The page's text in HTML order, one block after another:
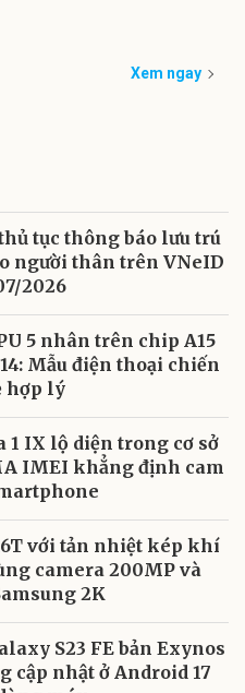
Xem ngay
tục thông báo lưu trú
người thân trên VNeID
2026
5 nhân trên chip A15
Mẫu điện thoại chiến
hợp lý
1 IX lộ diện trong cơ sở
IMEI khẳng định cam
với tản nhiệt kép khí
camera 200MP và
2K
S23 FE bản Exynos
cập nhật ở Android 17